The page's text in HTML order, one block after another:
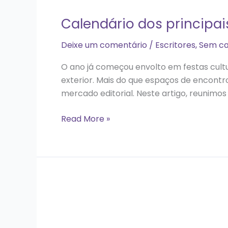
Calendário dos
Deixe um comentário / Escritores,Sem
O ano já começou envolto em festas
exterior. Mais do que espaços de
mercado editorial. Neste artigo,
Read More »